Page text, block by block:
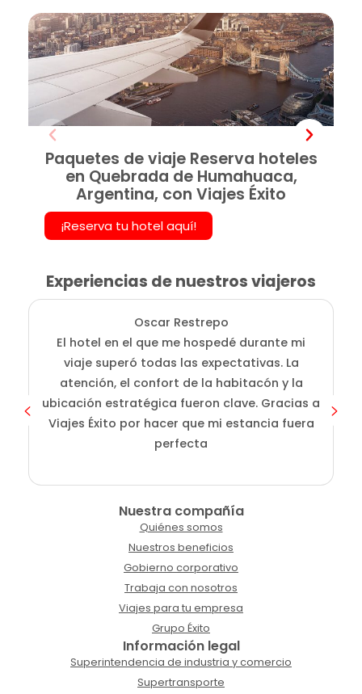
Paquetes de viaje Reserva hoteles
en Quebrada de Humahuaca,
Argentina, con Viajes Éxito
¡Reserva tu hotel aquí!
Experiencias de nuestros viajeros
Oscar Restrepo
El hotel en el que me hospedé durante mi
viaje superó todas las expectativas. La
atención, el confort de la habitacón y la
ubicación estratégica fueron clave. Gracias a
Viajes Éxito por hacer que mi estancia fuera
perfecta
Nuestra compañía
Quiénes somos
Nuestros beneficios
Gobierno corporativo
Trabaja con nosotros
Viajes para tu empresa
Grupo Éxito
Información legal
Superintendencia de industria y comercio
Supertransporte